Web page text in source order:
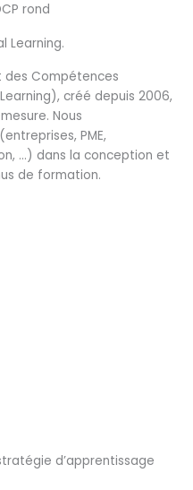
Learning.
des Compétences
créé depuis 2006,
Nous
PME,
…) dans la conception et
de formation.
d’apprentissage